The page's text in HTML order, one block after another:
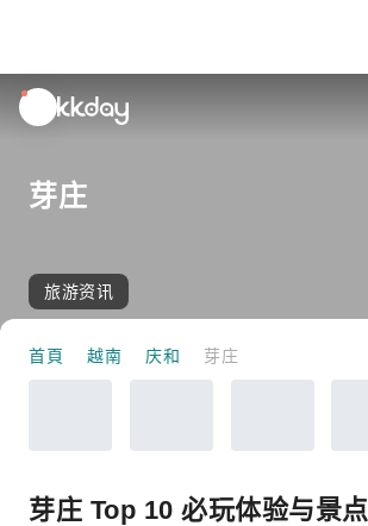
unread
notifications
芽庄
旅游资讯
首頁 越南 庆和 芽庄
芽庄 Top 10 必玩体验与景点